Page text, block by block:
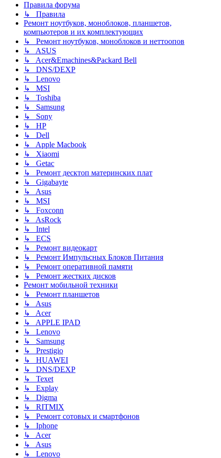
Правила форума
↳ Правила
Ремонт ноутбуков, моноблоков, планшетов,
компьютеров и их комплектующих
↳ Ремонт ноутбуков, моноблоков и неттоопов
↳ ASUS
↳ Acer&Emachines&Packard Bell
↳ DNS/DEXP
↳ Lenovo
↳ MSI
↳ Toshiba
↳ Samsung
↳ Sony
↳ HP
↳ Dell
↳ Apple Macbook
↳ Xiaomi
↳ Getac
↳ Ремонт десктоп материнских плат
↳ Gigabayte
↳ Asus
↳ MSI
↳ Foxconn
↳ AsRock
↳ Intel
↳ ECS
↳ Ремонт видеокарт
↳ Ремонт Импульсных Блоков Питания
↳ Ремонт оперативной памяти
↳ Ремонт жестких дисков
Ремонт мобильной техники
↳ Ремонт планшетов
↳ Asus
↳ Acer
↳ APPLE IPAD
↳ Lenovo
↳ Samsung
↳ Prestigio
↳ HUAWEI
↳ DNS/DEXP
↳ Texet
↳ Explay
↳ Digma
↳ RITMIX
↳ Ремонт сотовых и смартфонов
↳ Iphone
↳ Acer
↳ Asus
↳ Lenovo